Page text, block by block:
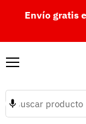
Envío gratis